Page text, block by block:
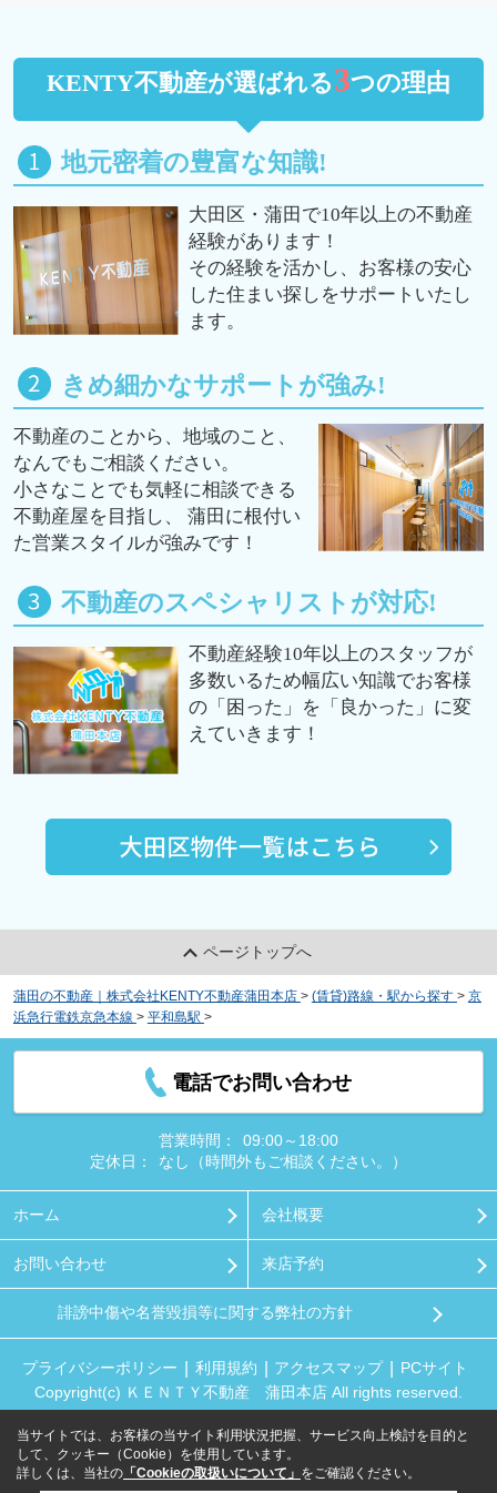
KENTY不動産が選ばれる3つの理由
地元密着の豊富な知識!
大田区・蒲田で10年以上の不動産
経験があります！
その経験を活かし、お客様の安心
した住まい探しをサポートいたし
ます。
きめ細かなサポートが強み!
不動産のことから、地域のこと、
なんでもご相談ください。
小さなことでも気軽に相談できる
不動産屋を目指し、 蒲田に根付い
た営業スタイルが強みです！
不動産のスペシャリストが対応!
不動産経験10年以上のスタッフが
多数いるため幅広い知識でお客様
の「困った」を「良かった」に変
えていきます！
ページトップへ
蒲田の不動産｜株式会社KENTY不動産蒲田本店 > (賃貸)路線・駅から探す > 京
浜急行電鉄京急本線 > 平和島駅 >
電話でお問い合わせ
営業時間：
09:00～18:00
定休日：
なし（時間外もご相談ください。）
ホーム 会社概要
お問い合わせ 来店予約
誹謗中傷や名誉毀損等に関する弊社の方針
プライバシーポリシー 利用規約 アクセスマップ
PCサイト
Copyright(c) ＫＥＮＴＹ不動産 蒲田本店 All rights reserved.
当サイトでは、お客様の当サイト利用状況把握、サービス向上検討を目的と
して、クッキー（Cookie）を使用しています。
詳しくは、当社の 「Cookieの取扱いについて」 をご確認ください。